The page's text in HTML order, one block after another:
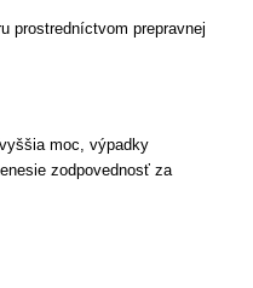
prostredníctvom prepravnej
moc, výpadky
zodpovednosť za